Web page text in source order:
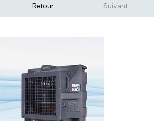
Retour Suivant